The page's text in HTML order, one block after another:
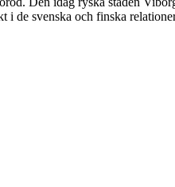
de svenska och finska